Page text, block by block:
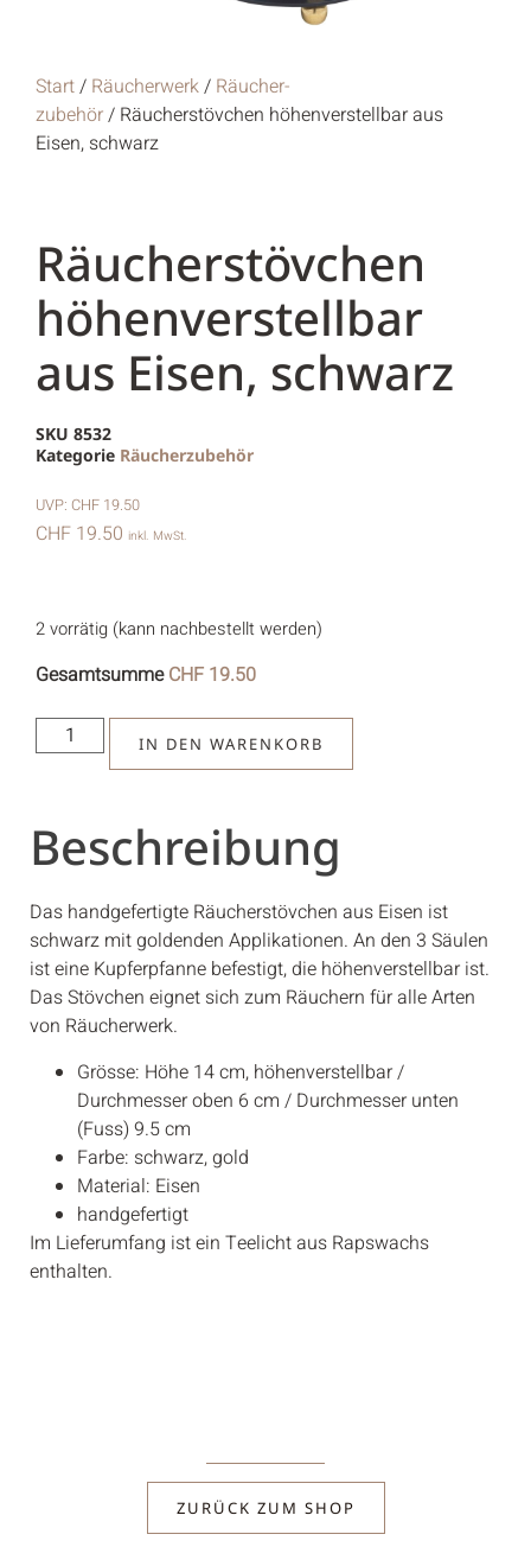
Start/ Räucher­werk/ Räucher­
zubehör/ Räucherstövchen höhenverstellbar aus
Eisen, schwarz
Räucherstövchen
höhenverstellbar
aus Eisen, schwarz
SKU 8532
Kategorie Räucher­zubehör
UVP: CHF 19.50
CHF 19.50 inkl. MwSt.
2 vorrätig (kann nachbestellt werden)
Gesamtsumme CHF 19.50
IN DEN WARENKORB
Beschreibung
Das handgefertigte Räucherstövchen aus Eisen ist
schwarz mit goldenden Applikationen. An den 3 Säulen
ist eine Kupferpfanne befestigt, die höhenverstellbar ist.
Das Stövchen eignet sich zum Räuchern für alle Arten
von Räucherwerk.
Grösse: Höhe 14 cm, höhenverstellbar /
Durchmesser oben 6 cm / Durchmesser unten
(Fuss) 9.5 cm
Farbe: schwarz, gold
Material: Eisen
handgefertigt
Im Lieferumfang ist ein Teelicht aus Rapswachs
enthalten.
ZURÜCK ZUM SHOP